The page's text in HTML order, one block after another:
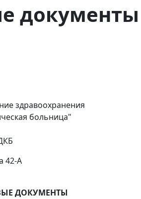
здравоохранения
больница"
42-А
ДОКУМЕНТЫ